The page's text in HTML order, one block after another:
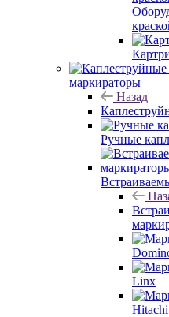
маркираторы
Назад
Ручные
Linx
Hitachi